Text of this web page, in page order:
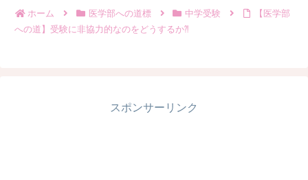
ホーム 医学部への道標 中学受験
【医学部
への道】受験に非協力的なのをどうするか⁈
スポンサーリンク